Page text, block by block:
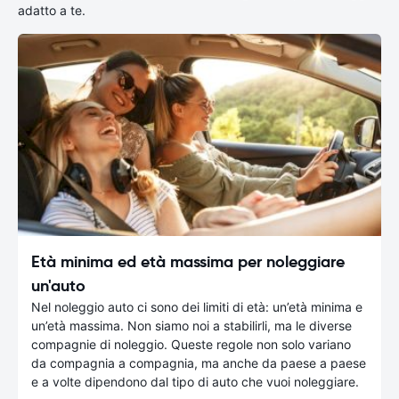
adatto a te.
Età minima ed età massima per noleggiare
un'auto
Nel noleggio auto ci sono dei limiti di età: un’età minima e
un’età massima. Non siamo noi a stabilirli, ma le diverse
compagnie di noleggio. Queste regole non solo variano
da compagnia a compagnia, ma anche da paese a paese
e a volte dipendono dal tipo di auto che vuoi noleggiare.